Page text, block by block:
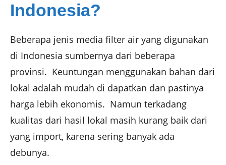
Indonesia?
Beberapa jenis media filter air yang digunakan
di Indonesia sumbernya dari beberapa
provinsi. Keuntungan menggunakan bahan dari
lokal adalah mudah di dapatkan dan pastinya
harga lebih ekonomis. Namun terkadang
kualitas dari hasil lokal masih kurang baik dari
yang import, karena sering banyak ada
debunya.